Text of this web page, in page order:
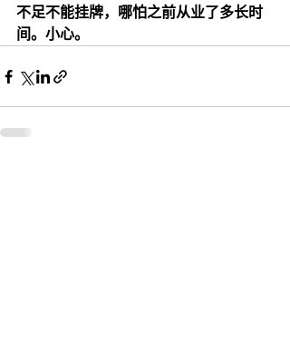
不足不能挂牌，哪怕之前从业了多长时
间。小心。